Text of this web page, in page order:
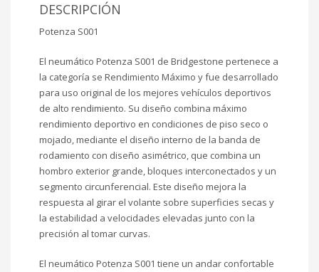
DESCRIPCIÓN
Potenza S001
El neumático Potenza S001 de Bridgestone pertenece a
la categoría se Rendimiento Máximo y fue desarrollado
para uso original de los mejores vehículos deportivos
de alto rendimiento. Su diseño combina máximo
rendimiento deportivo en condiciones de piso seco o
mojado, mediante el diseño interno de la banda de
rodamiento con diseño asimétrico, que combina un
hombro exterior grande, bloques interconectados y un
segmento circunferencial. Este diseño mejora la
respuesta al girar el volante sobre superficies secas y
la estabilidad a velocidades elevadas junto con la
precisión al tomar curvas.
El neumático Potenza S001 tiene un andar confortable